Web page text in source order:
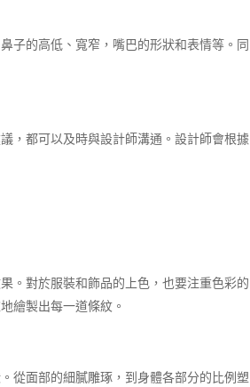
子的高低、寬窄，嘴巴的形狀和表情等。同
，都可以及時與設計師溝通。設計師會根據
。對於服裝和飾品的上色，也要注重色彩的
繪製出每一道條紋。​
從面部的細膩雕琢，到身體各部分的比例塑